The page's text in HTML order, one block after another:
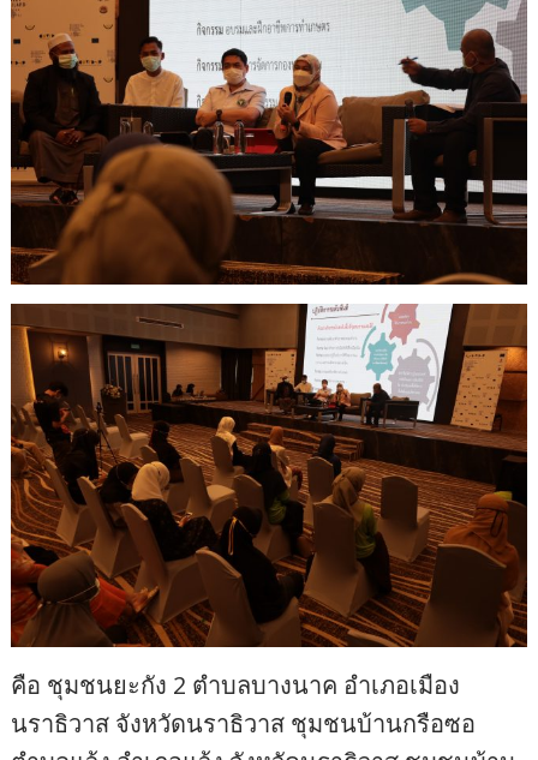
คือ ชุมชนยะกัง 2 ตำบลบางนาค อำเภอเมือง
นราธิวาส จังหวัดนราธิวาส ชุมชนบ้านกรือซอ